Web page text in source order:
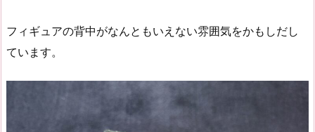
フィギュアの背中がなんともいえない雰囲気をかもしだし
ています。